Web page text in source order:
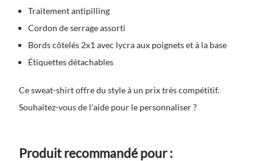
Traitement antipilling
Cordon de serrage assorti
Bords côtelés 2x1 avec lycra aux poignets et à la base
Étiquettes détachables
Ce sweat-shirt offre du style à un prix très compétitif.
Souhaitez-vous de l'aide pour le personnaliser ?
Produit recommandé pour :